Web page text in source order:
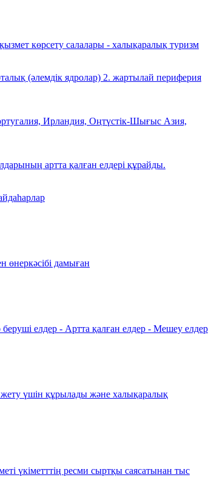
көрсету салалары - халықаралық туризм
(әлемдік ядролар) 2. жартылай периферия
Ирландия, Оңтүстік-Шығыс Азия,
артта қалған елдері құрайды.
өнеркәсібі дамыған
елдер - Артта қалған елдер - Мешеу елдер
жету үшін құрылады және халықаралық
үкіметттің ресми сыртқы саясатынан тыс